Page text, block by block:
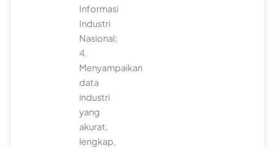
Informasi
Industri
Nasional;
4.
Menyampaikan
data
industri
yang
akurat,
lengkap,